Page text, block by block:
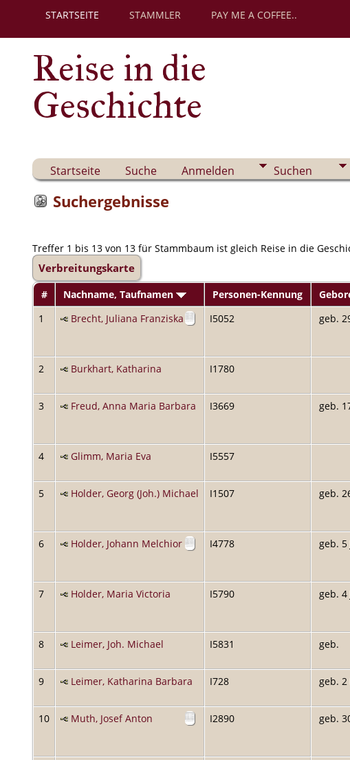
STARTSEITE STAMMLER PAY ME A COFFEE..
Reise in die
Geschichte
Startseite Suche Anmelden Suchen
Suchergebnisse
Treffer 1 bis 13 von 13 für Stammbaum ist gleich Reise in die
Verbreitungskarte
# Nachname, Taufnamen Personen-Kennung
1
Brecht, Juliana Franziska I5052 geb.
2 Burkhart, Katharina I1780
3
Freud, Anna Maria Barbara I3669 geb.
4 Glimm, Maria Eva I5557
5
Holder, Georg (Joh.) Michael I1507 geb.
6 Holder, Johann Melchior I4778 geb. 5
7 Holder, Maria Victoria I5790 geb. 4
8 Leimer, Joh. Michael I5831 geb.
9
Leimer, Katharina Barbara I728 geb. 2
10
Muth, Josef Anton I2890 geb.